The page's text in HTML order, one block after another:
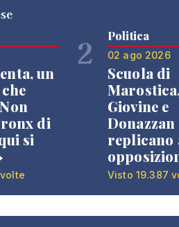
un
di
si
2 Politica
02 ago 2026
Scuola di
Giovine e
Donazzan
replicano
Visto 19.387